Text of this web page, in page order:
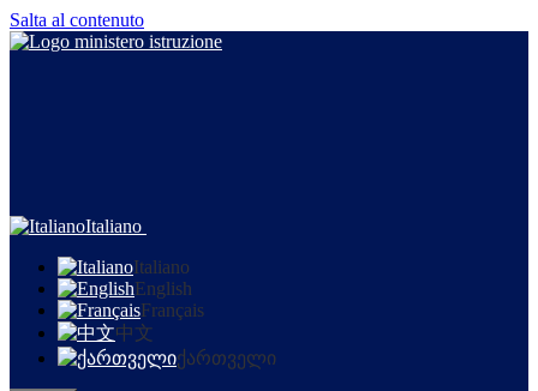
Salta al contenuto
Italiano
Italiano
English
Français
中文
ქართველი